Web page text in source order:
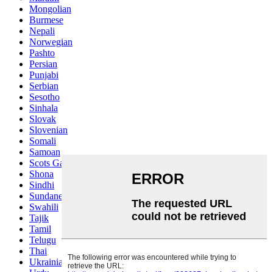
Mongolian
Burmese
Nepali
Norwegian
Pashto
Persian
Punjabi
Serbian
Sesotho
Sinhala
Slovak
Slovenian
Somali
Samoan
Scots Gaelic
Shona
Sindhi
Sundanese
Swahili
Tajik
Tamil
Telugu
Thai
Ukrainian